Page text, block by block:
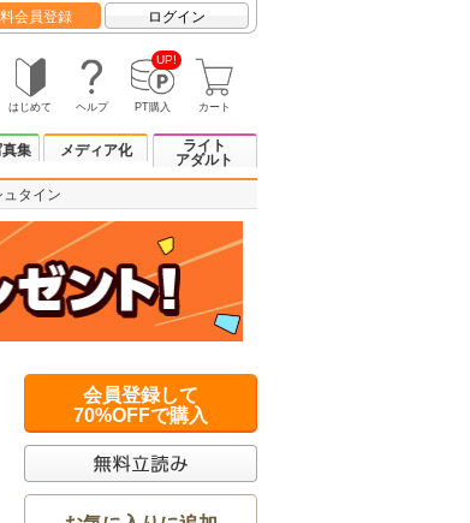
会員登録 ログイン
はじめて ヘルプ
UP!
PT購入 カート
集 メディア化
ライト
アダルト
タイン
会員登録して
70%OFFで購入